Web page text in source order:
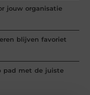
jouw organisatie
blijven favoriet
pad met de juiste